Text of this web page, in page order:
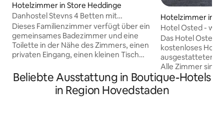
Hotelzimmer in Store Heddinge
Danhostel Stevns 4 Betten mit
gemeinsamer Toilette/Bad
Dieses Familienzimmer verfügt über ein
gemeinsames Badezimmer und eine
Toilette in der Nähe des Zimmers, einen
privaten Eingang, einen kleinen Tisch
Ideal für Familien, um Ruhe und Frieden
in einer sicheren Umgebung zu
Hotelzimmer in
Hotel Osted -
ist!
Das Hotel Osted
kostenloses
ausgestatteten
Alle Zimmer sind
kostenlosem
Toilette mit
Beliebte Ausstattung in Boutique-Hotels
in Region Hovedstaden